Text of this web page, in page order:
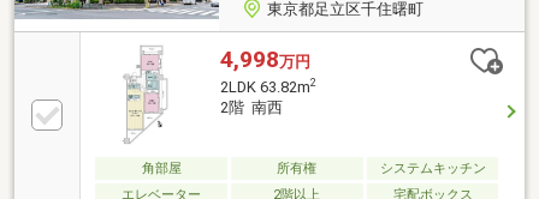
東京都足立区千住曙町
4,998万円
2LDK 63.82m2
2階 南西
角部屋 所有権
システムキッチン
エレベーター
2階以上 宅配ボックス